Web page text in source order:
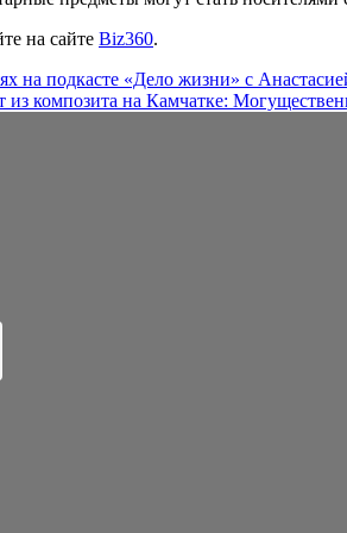
на сайте Biz360.
на подкасте «Дело жизни» с
из композита на Камчатке: